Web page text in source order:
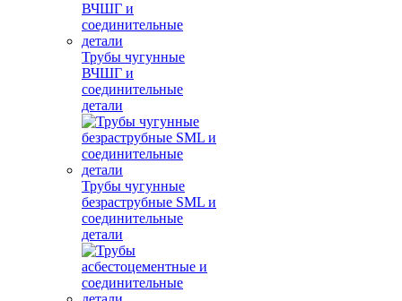
Трубы чугунные
ВЧШГ и
соединительные
детали
Трубы чугунные
безраструбные SML и
соединительные
детали